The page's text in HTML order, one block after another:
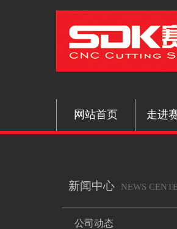
网站首页 走进
新闻中心 NEWS
公司动态